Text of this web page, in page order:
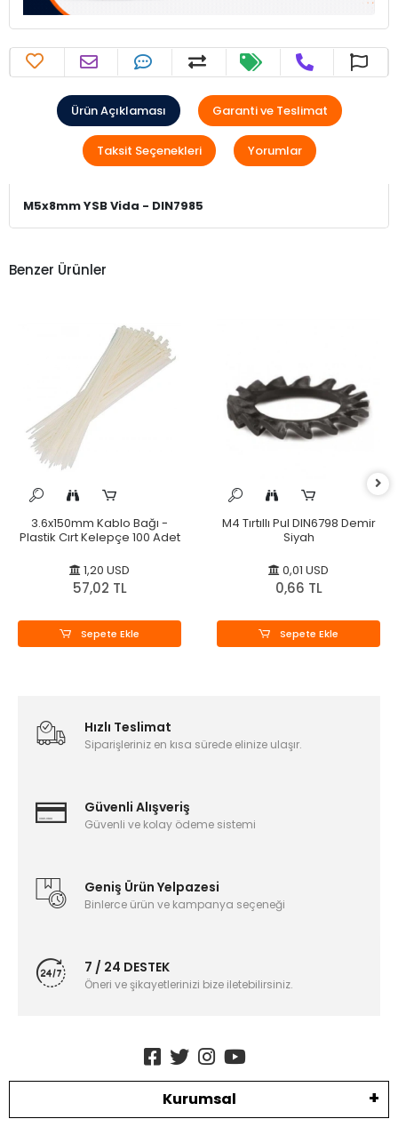
Ürün Açıklaması Garanti ve Teslimat
Taksit Seçenekleri Yorumlar
M5x8mm YSB Vida - DIN7985
Benzer Ürünler
3.6x150mm Kablo Bağı -
Plastik Cırt Kelepçe 100 Adet
1,20 USD
57,02 TL
Sepete Ekle
M4 Tırtıllı Pul DIN6798 Demir
Siyah
0,01 USD
0,66 TL
Sepete Ekle
Hızlı Teslimat
Siparişleriniz en kısa sürede elinize ulaşır.
Güvenli Alışveriş
Güvenli ve kolay ödeme sistemi
Geniş Ürün Yelpazesi
Binlerce ürün ve kampanya seçeneği
7 / 24 DESTEK
Öneri ve şikayetlerinizi bize iletebilirsiniz.
Kurumsal